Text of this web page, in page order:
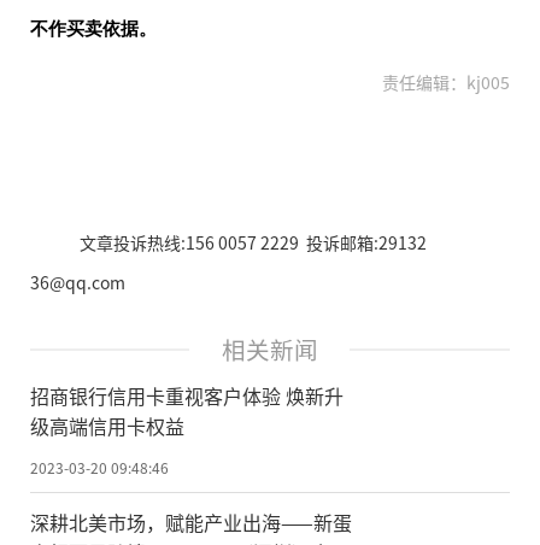
不作买卖依据。
责任编辑：kj005
文章投诉热线:156 0057 2229 投诉邮箱:29132
36@qq.com
相关新闻
招商银行信用卡重视客户体验 焕新升
级高端信用卡权益
2023-03-20 09:48:46
深耕北美市场，赋能产业出海——新蛋